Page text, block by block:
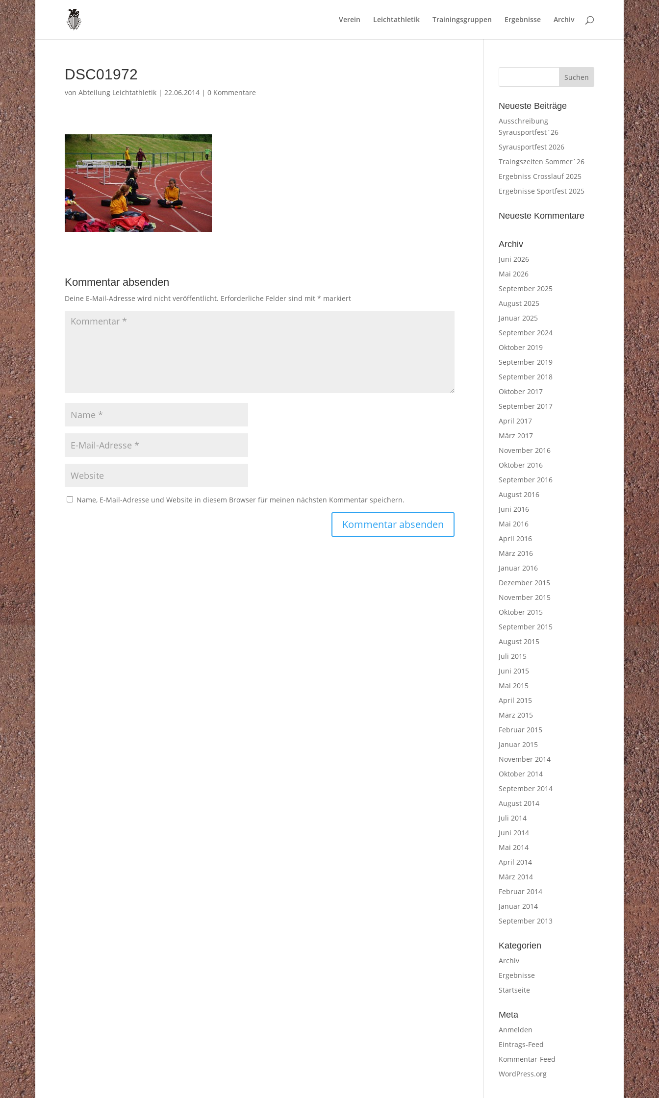
Verein Leichtathletik Trainingsgruppen Ergebnisse Archiv
DSC01972
von Abteilung Leichtathletik | 22.06.2014 | 0 Kommentare
Kommentar absenden
Deine E-Mail-Adresse wird nicht veröffentlicht. Erforderliche Felder sind mit * markiert
Name, E-Mail-Adresse und Website in diesem Browser für meinen nächsten Kommentar speichern.
Neueste Beiträge
Ausschreibung
Syrausportfest`26
Syrausportfest 2026
Traingszeiten Sommer`26
Ergebniss Crosslauf 2025
Ergebnisse Sportfest 2025
Neueste Kommentare
Archiv
Juni 2026
Mai 2026
September 2025
August 2025
Januar 2025
September 2024
Oktober 2019
September 2019
September 2018
Oktober 2017
September 2017
April 2017
März 2017
November 2016
Oktober 2016
September 2016
August 2016
Juni 2016
Mai 2016
April 2016
März 2016
Januar 2016
Dezember 2015
November 2015
Oktober 2015
September 2015
August 2015
Juli 2015
Juni 2015
Mai 2015
April 2015
März 2015
Februar 2015
Januar 2015
November 2014
Oktober 2014
September 2014
August 2014
Juli 2014
Juni 2014
Mai 2014
April 2014
März 2014
Februar 2014
Januar 2014
September 2013
Kategorien
Archiv
Ergebnisse
Startseite
Meta
Anmelden
Eintrags-Feed
Kommentar-Feed
WordPress.org